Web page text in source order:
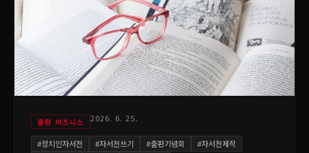
출판 비즈니스 2026. 6. 25.
#정치인자서전 #자서전쓰기 #출판기념회 #자서전제작